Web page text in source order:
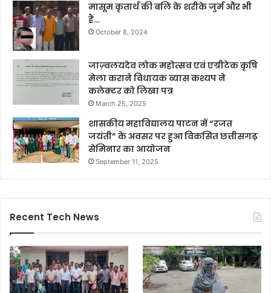
मासूम कृतार्थ की बलि के शरीके जुर्म और भी
हैं…
October 8, 2024
जाज़्वलयदेव लोक महोत्सव एवं एग्रीटेक कृषि
मेला कराने विधायक व्यास कश्यप ने
कलेक्टर को लिखा पत्र
March 25, 2025
शासकीय महाविद्यालय पाटन में “रजत
जयंती” के अवसर पर हुआ विकसित छत्तीसगढ़
सेमिनार का आयोजन
September 11, 2025
Recent Tech News